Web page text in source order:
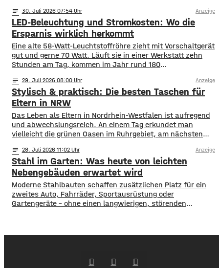
viele Insektenarten unter Druck: Versiegelte Flächen, sehr
aufgeräumte Beete und weniger heimische Blühpflanzen
nehmen ihnen Nistplätze und Rückzugsräume. Ein
Insektenhotel in Mainfranken ist keine Wunderlösung, kann
notes 30. Juli 2026 07:54 Anzeige
LED-Beleuchtung und Stromkosten: Wo die
Ersparnis wirklich herkommt
Eine alte 58-Watt-Leuchtstoffröhre zieht mit Vorschaltgerät
gut und gerne 70 Watt. Läuft sie in einer Werkstatt zehn
Stunden am Tag, kommen im Jahr rund 180
Leuchten sind das über 7.000 Kilowattstunden – nur fürs
Licht. Die Rechnung ist einfacher als ihr Ruf Man braucht
dafür keine Software. Leistung in
notes 29. Juli 2026 08:00 Anzeige
Stylisch & praktisch: Die besten Taschen für
Eltern in NRW
Das Leben als Eltern in Nordrhein-Westfalen ist aufregend
und abwechslungsreich. An einem Tag erkundet man
vielleicht die grünen Oasen im Ruhrgebiet, am nächsten
Düsseldorf. Spontaneität ist gefragt, aber gute
Vorbereitung ist alles. Wer mit Kindern unterwegs ist,
weiß, dass man für alle Eventualitäten gewappnet sein
muss –
notes 28. Juli 2026 11:02 Anzeige
Stahl im Garten: Was heute von leichten
Nebengebäuden erwartet wird
Moderne Stahlbauten schaffen zusätzlichen Platz für ein
zweites Auto, Fahrräder, Sportausrüstung oder
Gartengeräte – ohne einen langwierigen, störenden